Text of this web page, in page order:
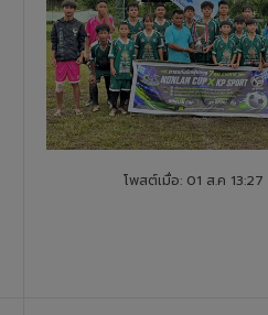
โพสต์เมื่อ: 01 ส.ค 13:27